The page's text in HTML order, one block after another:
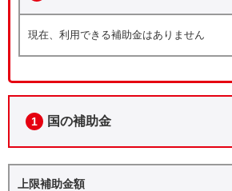
現在、利用できる補助金はありません
1 国の補助金
上限補助金額